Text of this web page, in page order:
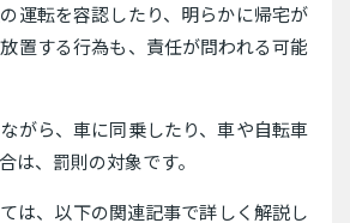
運転を容認したり、明らかに帰宅が
置する行為も、責任が問われる可能
がら、車に同乗したり、車や自転車
は、罰則の対象です。
は、以下の関連記事で詳しく解説し